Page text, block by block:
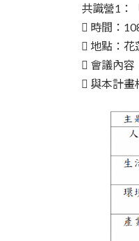
共識營1：
 時間：
 地點：花
 會議內容
 與本計畫